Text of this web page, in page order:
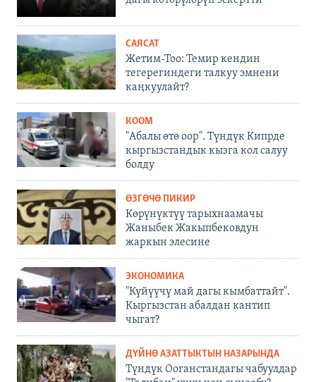
САЯСАТ
Жетим-Тоо: Темир кендин
тегерегиндеги талкуу эмнени
каңкуулайт?
КООМ
"Абалы өтө оор". Түндүк Кипрде
кыргызстандык кызга кол салуу
болду
ӨЗГӨЧӨ ПИКИР
Көрүнүктүү тарыхнаамачы
Жаныбек Жакыпбековдун
жаркын элесине
ЭКОНОМИКА
"Күйүүчү май дагы кымбаттайт".
Кыргызстан абалдан кантип
чыгат?
ДҮЙНӨ АЗАТТЫКТЫН НАЗАРЫНДА
Түндүк Ооганстандагы чабуулдар